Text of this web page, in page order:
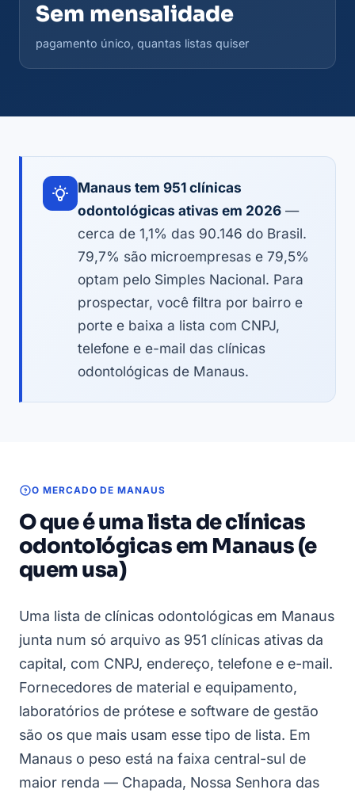
Sem mensalidade
pagamento único, quantas listas quiser
Manaus tem 951 clínicas
odontológicas ativas em 2026 —
cerca de 1,1% das 90.146 do Brasil.
79,7% são microempresas e 79,5%
optam pelo Simples Nacional. Para
prospectar, você filtra por bairro e
porte e baixa a lista com CNPJ,
telefone e e-mail das clínicas
odontológicas de Manaus.
O MERCADO DE MANAUS
O que é uma lista de clínicas
odontológicas em Manaus (e
quem usa)
Uma lista de clínicas odontológicas em Manaus
junta num só arquivo as 951 clínicas ativas da
capital, com CNPJ, endereço, telefone e e-mail.
Fornecedores de material e equipamento,
laboratórios de prótese e software de gestão
são os que mais usam esse tipo de lista. Em
Manaus o peso está na faixa central-sul de
maior renda — Chapada, Nossa Senhora das